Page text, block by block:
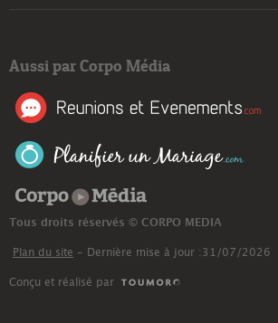
Aussi par Corpo Média
Tous droits réservés © CORPO MEDIA
Plan du site - Dernière mise à jour :31/07/2026
Conçu et réalisé par